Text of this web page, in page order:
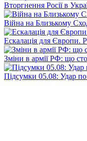
Вторгнення Росії в
Війна на Близькому
Ескалація для Європи.
Зміни в армії РФ: що
Підсумки 05.08: Удар по